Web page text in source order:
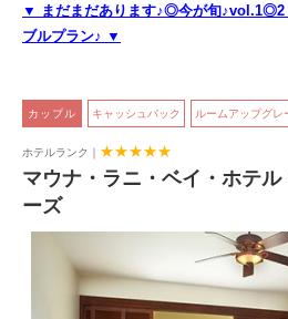
▼ まだまだあります♪◎今が旬♪vol.1◎2
ブルプラン♪ ▼
カップル キャッシュバック ルームアップグレ
ホテルランク｜ ★★★★★
マウナ・ラニ・ベイ・ホテ
ーズ